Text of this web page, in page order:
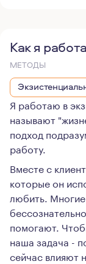
Как я
МЕТОДЫ
Я работаю в
называют
подход
работу.
Вместе с
которые он
любить.
помогают.
наша задача -
сейчас влияют